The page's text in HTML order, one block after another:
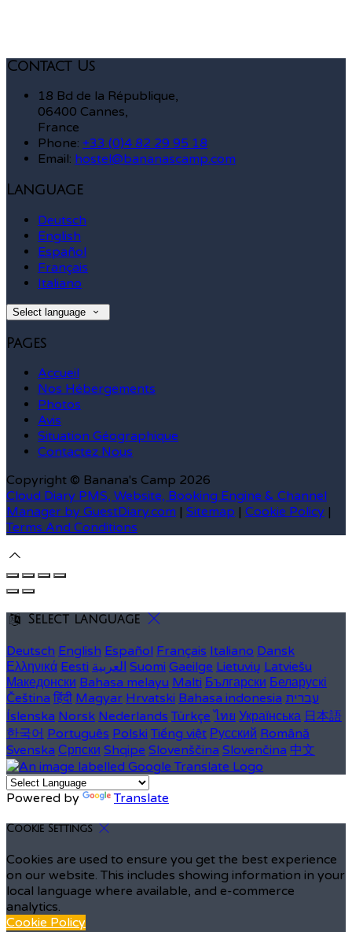
Contact Us
18 Bd de la République,
06400 Cannes,
France
Phone: +33 (0)4 82 29 95 18
Email: hostel@bananascamp.com
Language
Deutsch
English
Español
Français
Italiano
Select language
Pages
Accueil
Nos Hébergements
Photos
Avis
Situation Géographique
Contactez Nous
Copyright © Banana's Camp 2026
Cloud Diary PMS, Website, Booking Engine & Channel
Manager by GuestDiary.com | Sitemap | Cookie Policy |
Terms And Conditions
Select language
Deutsch English Español Français Italiano Dansk
Ελληνικά Eesti العربية Suomi Gaeilge Lietuvių Latviešu
Македонски Bahasa melayu Malti Български Беларускі
Čeština हिंदी Magyar Hrvatski Bahasa indonesia עברית
Íslenska Norsk Nederlands Türkçe ไทย Українська 日本語
한국어 Português Polski Tiếng việt Русский Română
Svenska Српски Shqipe Slovenščina Slovenčina 中文
Powered by Translate
Cookie Settings
Cookies are used to ensure you get the best experience
on our website. This includes showing information in your
local language where available, and e-commerce
analytics.
Cookie Policy